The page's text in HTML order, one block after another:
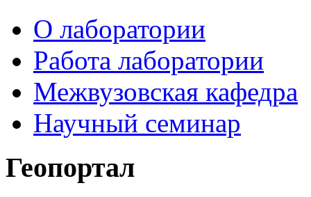
О лаборатории
Работа лаборатории
Межвузовская кафедра
Научный семинар
Геопортал